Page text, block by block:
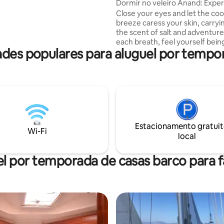
PROIBIDOS!
Dormir no veleiro Anand:
incrível
Close your eyes and let the
breeze caress your skin,
the scent of salt and
each breath, feel yourself
transported to a world where
no sway, and every moment is
adventure, where each
etched with the romance of the
this be a night to remember,
memories you create become
treasures of a lifetime.
populares para aluguel por
Wi-Fi
Estacionamento
local
por temporada de casas barco para